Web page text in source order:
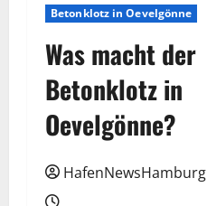
Betonklotz in Oevelgönne
Was macht der
Betonklotz in
Oevelgönne?
HafenNewsHamburg